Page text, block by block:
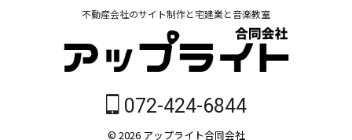
不動産会社のサイト制作と宅建業と音楽教室
072-424-6844
© 2026 アップライト合同会社